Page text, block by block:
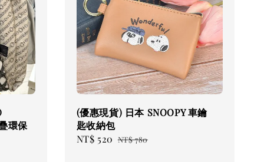
環保
(優惠現貨) 日本 SNOOPY 車鑰
匙收納包
Sale
NT$ 520 Regular
NT$ 780